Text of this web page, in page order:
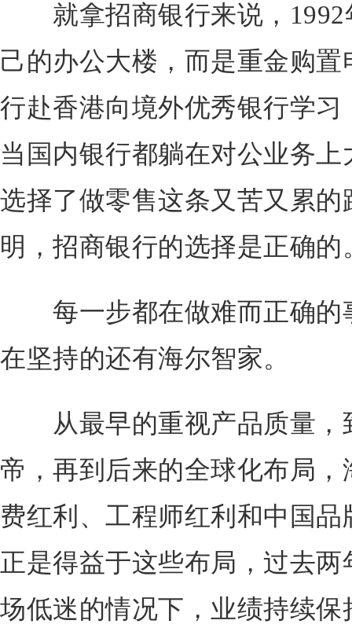
就拿招商银行来说，1992
己的办公大楼，而是重金购
行赴香港向境外优秀银行学
当国内银行都躺在对公业务
选择了做零售这条又苦又累
明，招商银行的选择是正确的
每一步都在做难而正确的
在坚持的还有海尔智家。
从最早的重视产品质量，
帝，再到后来的全球化布局
费红利、工程师红利和中国
正是得益于这些布局，过去
场低迷的情况下，业绩持续保